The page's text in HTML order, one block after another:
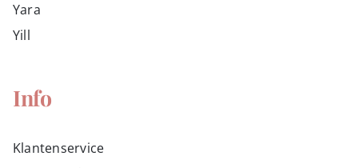
Yara
Yill
Info
Klantenservice